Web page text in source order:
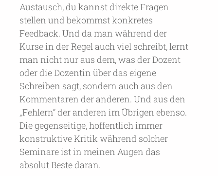
Austausch, du kannst direkte Fragen
stellen und bekommst konkretes
Feedback. Und da man während der
Kurse in der Regel auch viel schreibt, lernt
man nicht nur aus dem, was der Dozent
oder die Dozentin über das eigene
Schreiben sagt, sondern auch aus den
Kommentaren der anderen. Und aus den
„Fehlern“ der anderen im Übrigen ebenso.
Die gegenseitige, hoffentlich immer
konstruktive Kritik während solcher
Seminare ist in meinen Augen das
absolut Beste daran.